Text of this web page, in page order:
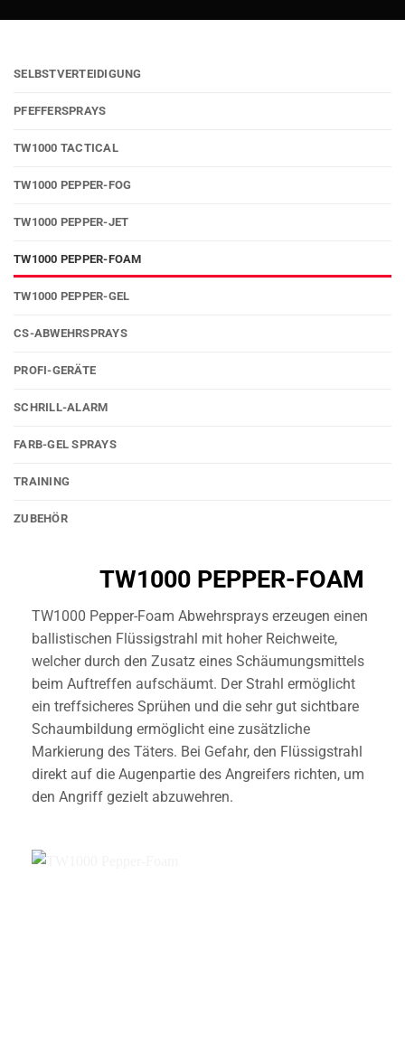
SELBSTVERTEIDIGUNG
PFEFFERSPRAYS
TW1000 TACTICAL
TW1000 PEPPER-FOG
TW1000 PEPPER-JET
TW1000 PEPPER-FOAM
TW1000 PEPPER-GEL
CS-ABWEHRSPRAYS
PROFI-GERÄTE
SCHRILL-ALARM
FARB-GEL SPRAYS
TRAINING
ZUBEHÖR
TW1000 PEPPER-FOAM
TW1000 Pepper-Foam Abwehrsprays erzeugen einen
ballistischen Flüssigstrahl mit hoher Reichweite,
welcher durch den Zusatz eines Schäumungsmittels
beim Auftreffen aufschäumt. Der Strahl ermöglicht
ein treffsicheres Sprühen und die sehr gut sichtbare
Schaumbildung ermöglicht eine zusätzliche
Markierung des Täters. Bei Gefahr, den Flüssigstrahl
direkt auf die Augenpartie des Angreifers richten, um
den Angriff gezielt abzuwehren.